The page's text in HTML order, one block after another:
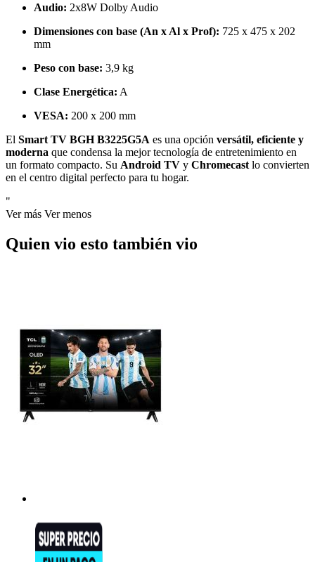
Audio: 2x8W Dolby Audio
Dimensiones con base (An x Al x Prof): 725 x 475 x 202
mm
Peso con base: 3,9 kg
Clase Energética: A
VESA: 200 x 200 mm
El Smart TV BGH B3225G5A es una opción versátil, eficiente y
moderna que condensa la mejor tecnología de entretenimiento en
un formato compacto. Su Android TV y Chromecast lo convierten
en el centro digital perfecto para tu hogar.
"
Ver más Ver menos
Quien vio esto también vio